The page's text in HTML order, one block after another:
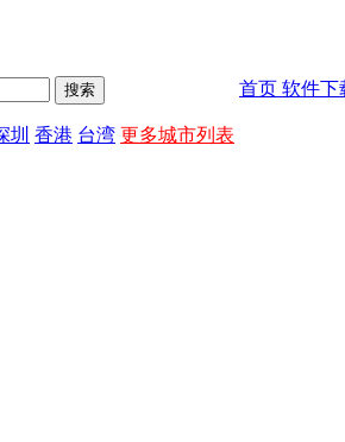
圳 香港 台湾 更多城市列表
首页 软件下